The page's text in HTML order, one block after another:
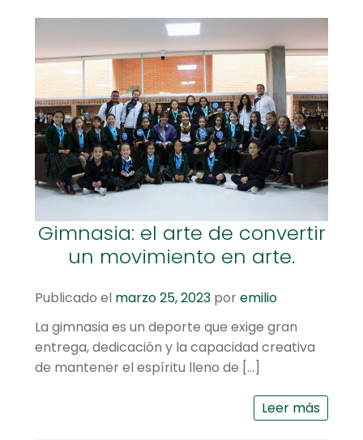
Gimnasia: el arte de convertir
un movimiento en arte.
Publicado el marzo 25, 2023 poremilio
La gimnasia es un deporte que exige gran
entrega, dedicación y la capacidad creativa
de mantener el espíritu lleno de […]
Leer más